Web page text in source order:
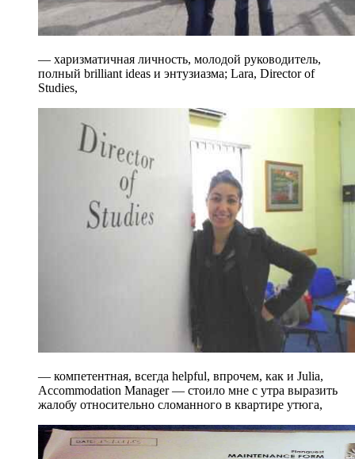
— харизматичная личность, молодой руководитель,
полный brilliant ideas и энтузиазма; Lara, Director of
Studies,
— компетентная, всегда helpful, впрочем, как и Julia,
Accommodation Manager — стоило мне с утра выразить
жалобу относительно сломанного в квартире утюга,